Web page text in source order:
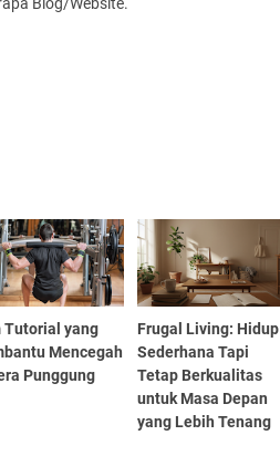
Tutorial yang
Mencegah
Punggung
Frugal Living: Hidup
Sederhana Tapi
Tetap Berkualitas
untuk Masa Depan
yang Lebih Tenang